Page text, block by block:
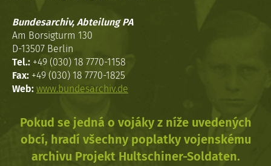
Bundesarchiv, Abteilung PA
Am Borsigturm 130
D-13507 Berlin
Tel.: +49 (030) 18 7770-1158
Fax: +49 (030) 18 7770-1825
Web: www.bundesarchiv.de
Pokud se jedná o vojáky z níže uvedených
obcí, hradí všechny poplatky vojenskému
archivu Projekt Hultschiner-Soldaten.